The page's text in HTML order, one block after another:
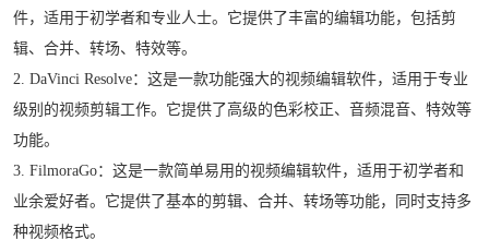
件，适用于初学者和专业人士。它提供了丰富的编辑功能，包括剪
辑、合并、转场、特效等。
2. DaVinci Resolve：这是一款功能强大的视频编辑软件，适用于专业
级别的视频剪辑工作。它提供了高级的色彩校正、音频混音、特效等
功能。
3. FilmoraGo：这是一款简单易用的视频编辑软件，适用于初学者和
业余爱好者。它提供了基本的剪辑、合并、转场等功能，同时支持多
种视频格式。